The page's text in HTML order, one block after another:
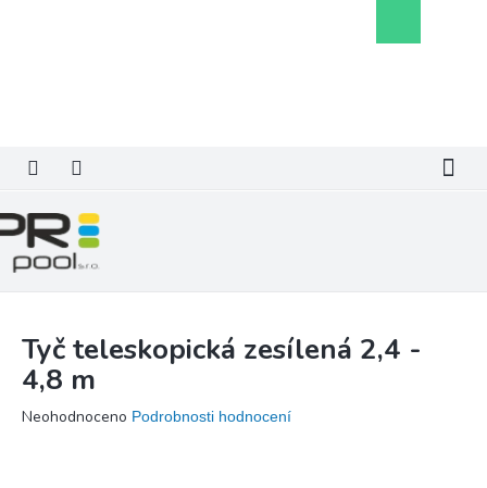
košík
Tyč teleskopická zesílená 2,4 -
4,8 m
Průměrné
Neohodnoceno Podrobnosti hodnocení